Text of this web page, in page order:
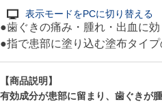
表示モードをPCに切り替える
●歯ぐきの痛み・腫れ・出血に効
●指で患部に塗り込む塗布タイ
【商品説明】
有効成分が患部に留まり、歯ぐきが